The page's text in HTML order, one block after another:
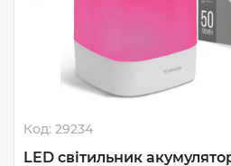
Код: 29234
LED світильник